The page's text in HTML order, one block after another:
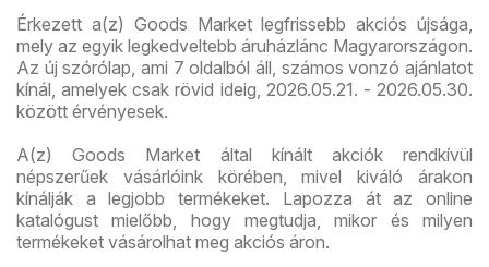
Érkezett a(z) Goods Market legfrissebb akciós újsága,
mely az egyik legkedveltebb áruházlánc Magyarországon.
Az új szórólap, ami 7 oldalból áll, számos vonzó ajánlatot
kínál, amelyek csak rövid ideig, 2026.05.21. - 2026.05.30.
között érvényesek.
A(z) Goods Market által kínált akciók rendkívül
népszerűek vásárlóink körében, mivel kiváló árakon
kínálják a legjobb termékeket. Lapozza át az online
katalógust mielőbb, hogy megtudja, mikor és milyen
termékeket vásárolhat meg akciós áron.